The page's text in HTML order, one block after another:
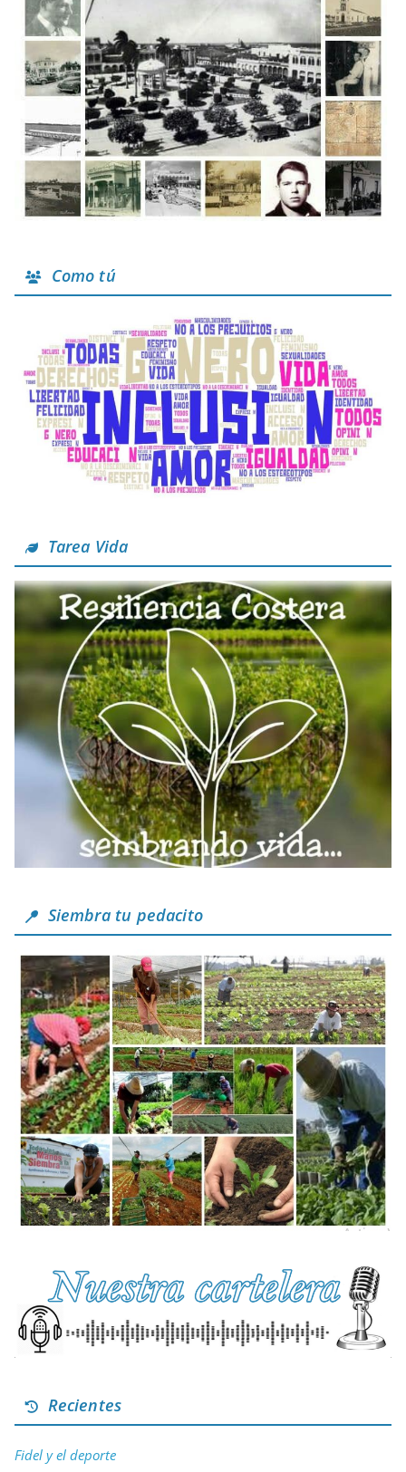
Como tú
Tarea Vida
Siembra tu pedacito
Recientes
Fidel y el deporte